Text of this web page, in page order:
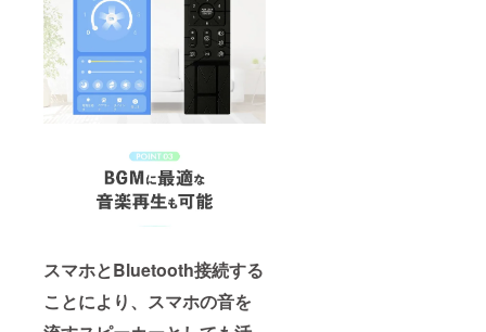
スマホとBluetooth接続する
ことにより、スマホの音を